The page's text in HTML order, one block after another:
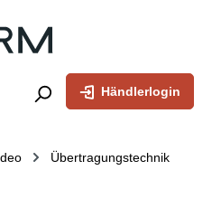
Händlerlogin
Übertragungstechnik